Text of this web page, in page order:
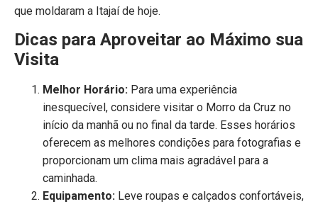
que moldaram a Itajaí de hoje.
Dicas para Aproveitar ao Máximo sua
Visita
Melhor Horário: Para uma experiência
inesquecível, considere visitar o Morro da Cruz no
início da manhã ou no final da tarde. Esses horários
oferecem as melhores condições para fotografias e
proporcionam um clima mais agradável para a
caminhada.
Equipamento: Leve roupas e calçados confortáveis,